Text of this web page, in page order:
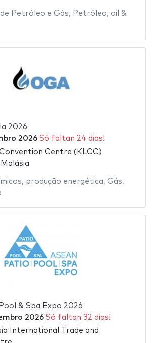
de Petróleo e Gás, Petróleo, oil &
2026
2026 Só faltan 24 dias!
Centre (KLCC)
Malásia
, produção energética, Gás,
& Spa Expo 2026
2026 Só faltan 32 dias!
International Trade and